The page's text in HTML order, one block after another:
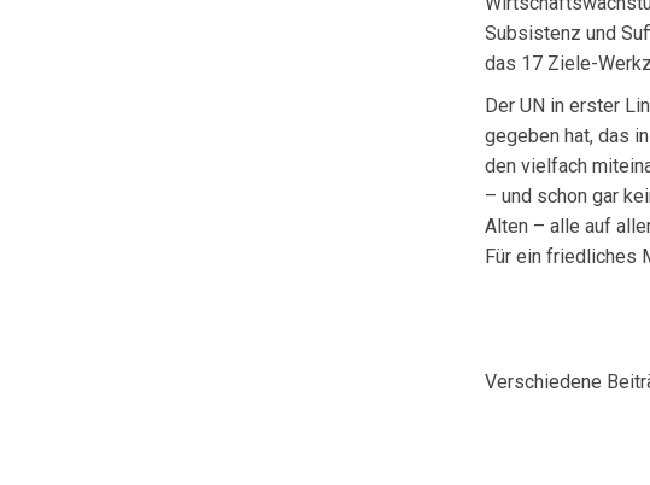
Subsistenz und
das 17 Ziele-
Der UN in erster
gegeben hat, das
den vielfach
– und schon gar
Alten – alle auf
Für ein friedliches
Verschiedene